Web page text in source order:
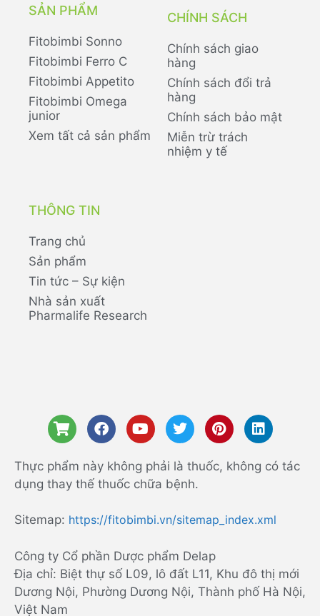
SẢN PHẨM
Fitobimbi Sonno
Fitobimbi Ferro C
Fitobimbi Appetito
Fitobimbi Omega
junior
Xem tất cả sản phẩm
CHÍNH SÁCH
Chính sách giao
hàng
Chính sách đổi trả
hàng
Chính sách bảo mật
Miễn trừ trách
nhiệm y tế
THÔNG TIN
Trang chủ
Sản phẩm
Tin tức – Sự kiện
Nhà sản xuất
Pharmalife Research
Thực phẩm này không phải là thuốc, không có tác
dụng thay thế thuốc chữa bệnh.
Sitemap: https://fitobimbi.vn/sitemap_index.xml
Công ty Cổ phần Dược phẩm Delap
Địa chỉ: Biệt thự số L09, lô đất L11, Khu đô thị mới
Dương Nội, Phường Dương Nội, Thành phố Hà Nội,
Việt Nam